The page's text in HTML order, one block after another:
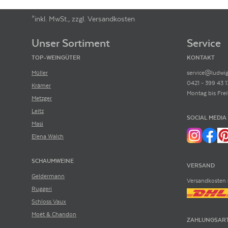
*inkl. MwSt., zzgl. Versandkosten
Unser Sortiment
TOP-WEINGÜTER
Müller
Krämer
Metzger
Leitz
Masi
Elena Walch
SCHAUMWEINE
Geldermann
Ruggeri
Schloss Vaux
Moët & Chandon
Service
KONTAKT
0421 - 399 43
Montag bis
SOCIAL MEDIA
VERSAND